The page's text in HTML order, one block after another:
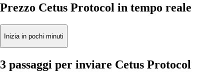
Prezzo Cetus Protocol in tempo reale
Inizia in pochi minuti
3 passaggi per inviare Cetus Protocol